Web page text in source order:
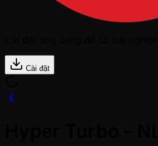
Cài đặt